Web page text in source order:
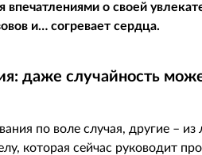
впечатлениями о своей
и… согревает сердца.
даже случайность
по воле случая, другие – из
которая сейчас руководит